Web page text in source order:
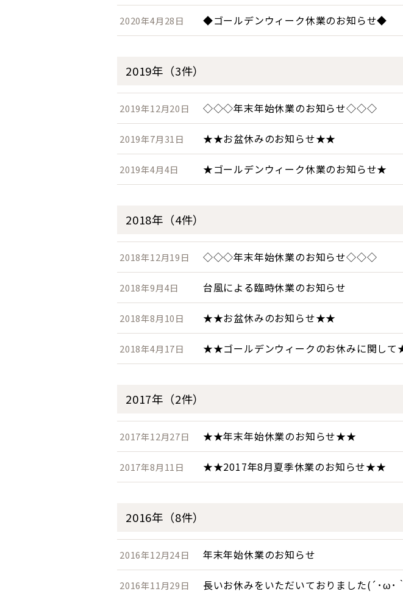
2020年4月28日 ◆ゴールデンウィーク休業のお知らせ◆
2019年（3件）
2019年12月20日 ◇◇◇年末年始休業のお知らせ◇◇◇
2019年7月31日 ★★お盆休みのお知らせ★★
2019年4月4日 ★ゴールデンウィーク休業のお知らせ★
2018年（4件）
2018年12月19日 ◇◇◇年末年始休業のお知らせ◇◇◇
2018年9月4日 台風による臨時休業のお知らせ
2018年8月10日 ★★お盆休みのお知らせ★★
2018年4月17日 ★★ゴールデンウィークのお休みに関し
2017年（2件）
2017年12月27日 ★★年末年始休業のお知らせ★★
2017年8月11日 ★★2017年8月夏季休業のお知らせ★★
2016年（8件）
2016年12月24日 年末年始休業のお知らせ
2016年11月29日 長いお休みをいただいておりました(´･ω･